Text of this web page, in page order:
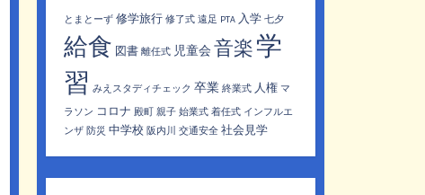
とまとーず 修学旅行 修了式 遠足 PTA 入学 七夕
給食 図書 離任式 児童会 音楽学
習 みえスタディチェック 卒業 終業式 人権 マ
ラソン コロナ 殿町 親子 始業式 着任式 インフルエ
ンザ 防災 中学校 阪内川 交通安全 社会見学